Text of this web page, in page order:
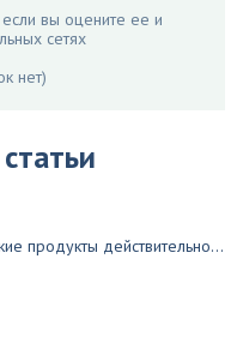
вы оцените ее и
сетях
нет)
продукты действительно...